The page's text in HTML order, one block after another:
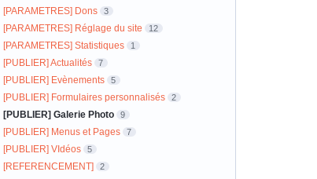
[PARAMETRES] Dons 3
[PARAMETRES] Réglage du site 12
[PARAMETRES] Statistiques 1
[PUBLIER] Actualités 7
[PUBLIER] Evènements 5
[PUBLIER] Formulaires personnalisés 2
[PUBLIER] Galerie Photo 9
[PUBLIER] Menus et Pages 7
[PUBLIER] VIdéos 5
[REFERENCEMENT] 2